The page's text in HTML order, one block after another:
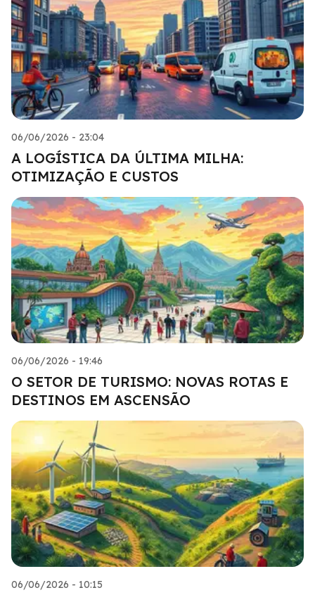
06/06/2026 - 23:04
A LOGÍSTICA DA ÚLTIMA MILHA:
OTIMIZAÇÃO E CUSTOS
06/06/2026 - 19:46
O SETOR DE TURISMO: NOVAS ROTAS E
DESTINOS EM ASCENSÃO
06/06/2026 - 10:15